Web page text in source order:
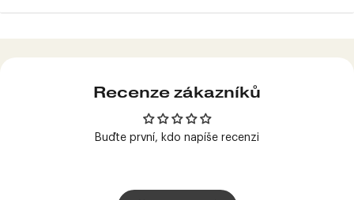
Recenze zákazníků
Buďte první, kdo napíše recenzi